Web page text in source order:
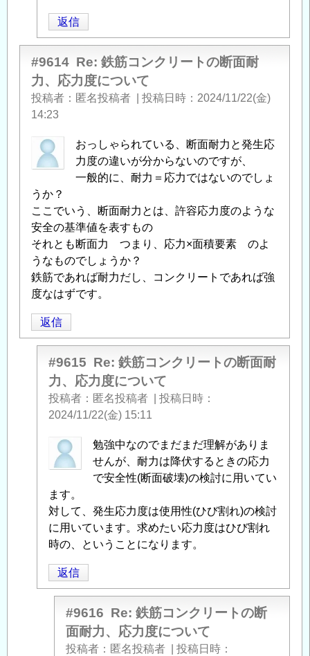
者
に
よ
る
「Re:
鉄
コ
ン
リ
ー
ト
の
断
面
耐
応
力
度
に
つ
い
へ
の
信
返信
#9614 Re: 鉄筋コンクリートの断面耐
力、応力度について
投稿者 匿名投稿者 投稿日時
2024/11/22(金)
14:23
おっしゃられている、断面耐力と発生応
力度の違いが分からないのですが、
一般的に、耐力＝応力ではないのでしょ
うか？
ここでいう、断面耐力とは、許容応力度のような
安全の基準値を表すもの
それとも断面力 つまり、応力×面積要素 のよ
うなものでしょうか？
鉄筋であれば耐力だし、コンクリートであれば強
度なはずです。
返信
#9615 Re: 鉄筋コンクリートの断面耐
力、応力度について
投稿者 匿名投稿者
投稿日時
2024/11/22(金) 15:11
匿
名
稿
者
に
よ
「Re:
鉄
勉強中なのでまだまだ理解がありま
せんが、耐力は降伏するときの応力
で安全性(断面破壊)の検討に用いてい
ます。
対して、発生応力度は使用性(ひび割れ)の検討
に用いています。求めたい応力度はひび割れ
時の、ということになります。
返信
#9616 Re: 鉄筋コンクリートの断
面耐力、応力度について
投稿者 匿名投稿者
投稿日時